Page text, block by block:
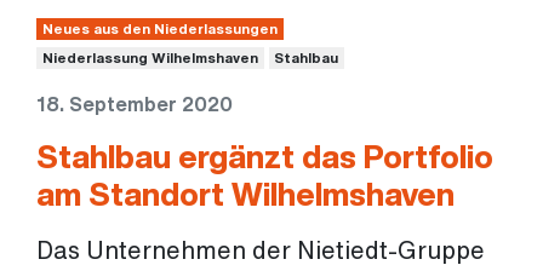
Neues aus den Niederlassungen
Niederlassung Wilhelmshaven
Stahlbau
18. September 2020
Stahlbau ergänzt das Portfolio
am Standort Wilhelmshaven
Das Unternehmen der Nietiedt-Gruppe